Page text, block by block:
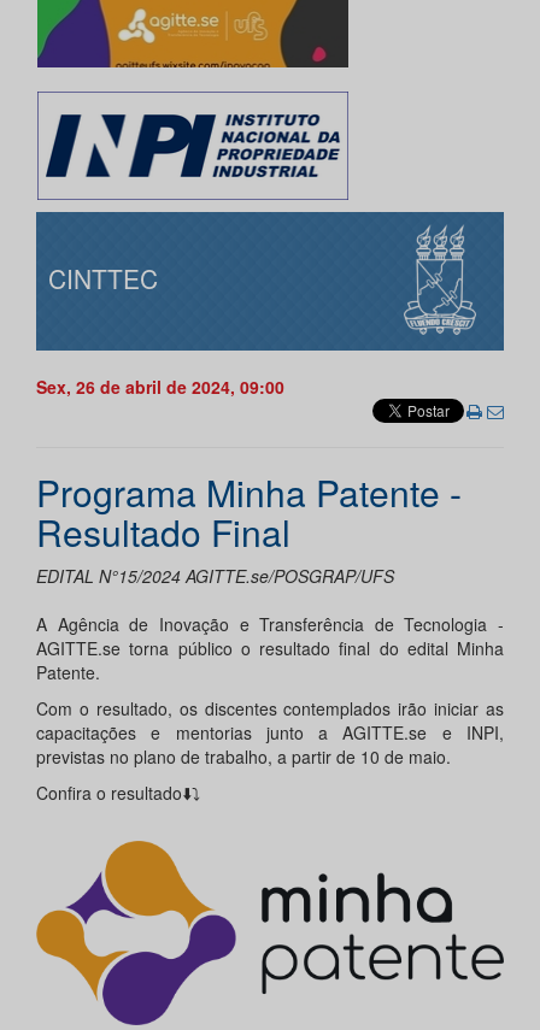
CINTTEC
Sex, 26 de abril de 2024, 09:00
Programa Minha Patente -
Resultado Final
EDITAL N°15/2024 AGITTE.se/POSGRAP/UFS
A Agência de Inovação e Transferência de Tecnologia -
AGITTE.se torna público o resultado final do edital Minha
Patente.
Com o resultado, os discentes contemplados irão iniciar as
capacitações e mentorias junto a AGITTE.se e INPI,
previstas no plano de trabalho, a partir de 10 de maio.
Confira o resultado⬇️⤵️